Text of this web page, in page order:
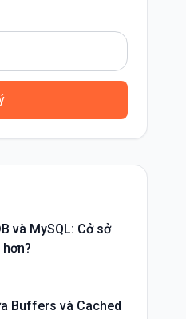
và MySQL: Cở sở
Buffers và Cached